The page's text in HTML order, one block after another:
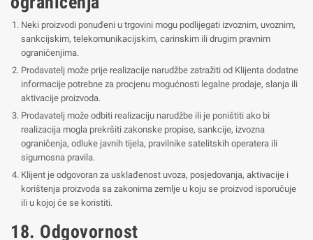
Neki proizvodi ponuđeni u trgovini mogu podlijegati izvoznim, uvoznim,
sankcijskim, telekomunikacijskim, carinskim ili drugim pravnim
ograničenjima.
Prodavatelj može prije realizacije narudžbe zatražiti od Klijenta dodatne
informacije potrebne za procjenu mogućnosti legalne prodaje, slanja ili
aktivacije proizvoda.
Prodavatelj može odbiti realizaciju narudžbe ili je poništiti ako bi
realizacija mogla prekršiti zakonske propise, sankcije, izvozna
ograničenja, odluke javnih tijela, pravilnike satelitskih operatera ili
sigurnosna pravila.
Klijent je odgovoran za usklađenost uvoza, posjedovanja, aktivacije i
korištenja proizvoda sa zakonima zemlje u koju se proizvod isporučuje
ili u kojoj će se koristiti.
18. Odgovornost